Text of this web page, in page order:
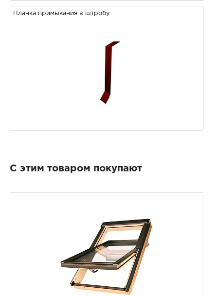
Планка примыкания в штробу
С этим товаром покупают